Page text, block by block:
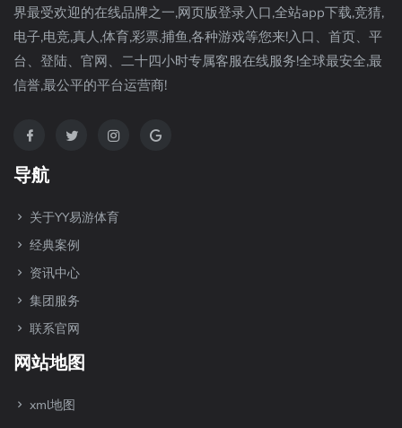
界最受欢迎的在线品牌之一,网页版登录入口,全站app下载,竞猜,
电子,电竞,真人,体育,彩票,捕鱼,各种游戏等您来!入口、首页、平
台、登陆、官网、二十四小时专属客服在线服务!全球最安全,最
信誉,最公平的平台运营商!
导航
关于YY易游体育
经典案例
资讯中心
集团服务
联系官网
网站地图
xml地图